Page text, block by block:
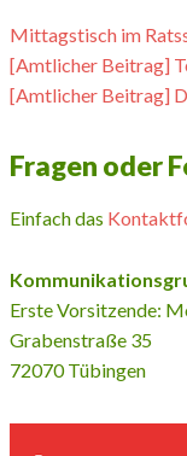
Mittagstisch im
[Amtlicher Beitrag]
[Amtlicher Beitrag]
Fragen oder
Einfach das
Erste Vorsitzende:
Grabenstraße 35
72070 Tübingen